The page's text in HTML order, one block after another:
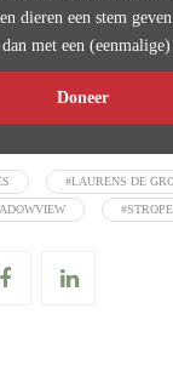
dieren een stem
met een (eenmalige)
Doneer
#LAURENS DE